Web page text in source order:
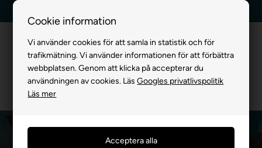
Cookie information
Vi använder cookies för att samla in statistik och för
trafikmätning. Vi använder informationen för att förbättra
webbplatsen. Genom att klicka på accepterar du
användningen av cookies. LäsGoogles privatlivspolitik
Läs mer
Väska För Katt